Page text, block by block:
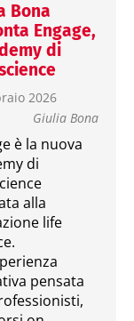
Bona
Engage,
di
2026
Giulia Bona
è la nuova
di
alla
life
pensata